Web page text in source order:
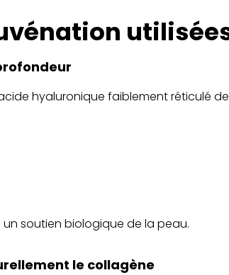
utilisées
hyaluronique faiblement réticulé
soutien biologique de la peau.
le collagène